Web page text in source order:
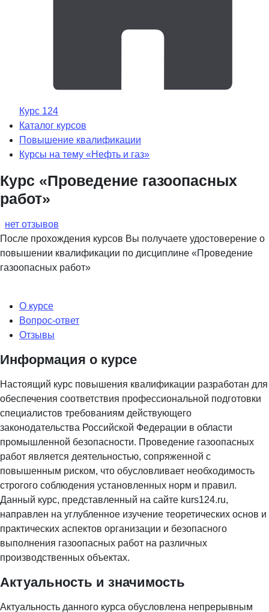
Курс 124
Каталог курсов
Повышение квалификации
Курсы на тему «Нефть и газ»
Курс «Проведение газоопасных
работ»
нет отзывов
После прохождения курсов Вы получаете удостоверение о
повышении квалификации по дисциплине «Проведение
газоопасных работ»
О курсе
Вопрос-ответ
Отзывы
Информация о курсе
Настоящий курс повышения квалификации разработан для
обеспечения соответствия профессиональной подготовки
специалистов требованиям действующего
законодательства Российской Федерации в области
промышленной безопасности. Проведение газоопасных
работ является деятельностью, сопряженной с
повышенным риском, что обусловливает необходимость
строгого соблюдения установленных норм и правил.
Данный курс, представленный на сайте kurs124.ru,
направлен на углубленное изучение теоретических основ и
практических аспектов организации и безопасного
выполнения газоопасных работ на различных
производственных объектах.
Актуальность и значимость
Актуальность данного курса обусловлена непрерывным